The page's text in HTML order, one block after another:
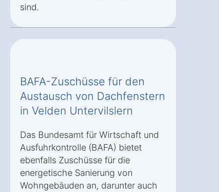
sind.
BAFA-Zuschüsse für den
Austausch von Dachfenstern
in Velden Untervilslern
Das Bundesamt für Wirtschaft und
Ausfuhrkontrolle (BAFA) bietet
ebenfalls Zuschüsse für die
energetische Sanierung von
Wohngebäuden an, darunter auch